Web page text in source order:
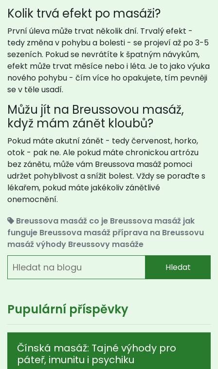
Kolik trvá efekt po masáži?
První úleva může trvat několik dní. Trvalý efekt -
tedy změna v pohybu a bolesti - se projeví až po 3-5
sezeních. Pokud se nevrátíte k špatným návykům,
efekt může trvat měsíce nebo i léta. Je to jako výuka
nového pohybu - čím více ho opakujete, tím pevněji
se v těle usadí.
Můžu jít na Breussovou masáž,
když mám zánět kloubů?
Pokud máte akutní zánět - tedy červenost, horko,
otok - pak ne. Ale pokud máte chronickou artrózu
bez zánětu, může vám Breussova masáž pomoci
udržet pohyblivost a snížit bolest. Vždy se poraďte s
lékařem, pokud máte jakékoliv zánětlivé
onemocnění.
Breussova masáž co je Breussova masáž jak
funguje Breussova masáž příprava na Breussovu
masáž výhody Breussovy masáže
Hledat
Pupulární příspěvky
Čínská masáž: Tajné výhody pro
páteř, imunitu i psychiku